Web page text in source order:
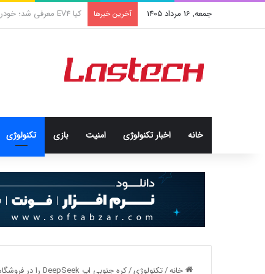
جمعه, 16 مرداد 1405 آخرین خبرها کشف جدید دانشمندان:
خانه اخبار تکنولوژی امنيت بازی تکنولوژی
خانه/تکنولوژی/کره جنوبی اپ DeepSeek را در فروشگاه‌های اپلیکیشن این کشور مسدود کرد